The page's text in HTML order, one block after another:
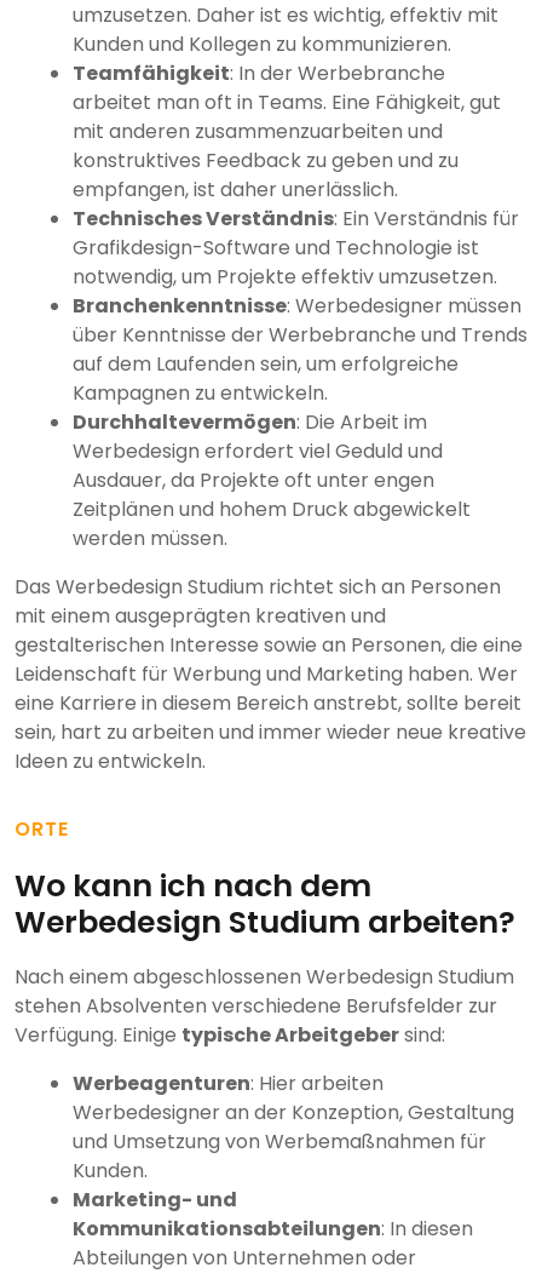
umzusetzen. Daher ist es wichtig, effektiv mit
Kunden und Kollegen zu kommunizieren.
Teamfähigkeit: In der Werbebranche
arbeitet man oft in Teams. Eine Fähigkeit, gut
mit anderen zusammenzuarbeiten und
konstruktives Feedback zu geben und zu
empfangen, ist daher unerlässlich.
Technisches Verständnis: Ein Verständnis für
Grafikdesign-Software und Technologie ist
notwendig, um Projekte effektiv umzusetzen.
Branchenkenntnisse: Werbedesigner müssen
über Kenntnisse der Werbebranche und Trends
auf dem Laufenden sein, um erfolgreiche
Kampagnen zu entwickeln.
Durchhaltevermögen: Die Arbeit im
Werbedesign erfordert viel Geduld und
Ausdauer, da Projekte oft unter engen
Zeitplänen und hohem Druck abgewickelt
werden müssen.
Das Werbedesign Studium richtet sich an Personen
mit einem ausgeprägten kreativen und
gestalterischen Interesse sowie an Personen, die eine
Leidenschaft für Werbung und Marketing haben. Wer
eine Karriere in diesem Bereich anstrebt, sollte bereit
sein, hart zu arbeiten und immer wieder neue kreative
Ideen zu entwickeln.
ORTE
Wo kann ich nach dem
Werbedesign Studium arbeiten?
Nach einem abgeschlossenen Werbedesign Studium
stehen Absolventen verschiedene Berufsfelder zur
Verfügung. Einige typische Arbeitgebersind:
Werbeagenturen: Hier arbeiten
Werbedesigner an der Konzeption, Gestaltung
und Umsetzung von Werbemaßnahmen für
Kunden.
Marketing- und
Kommunikationsabteilungen: In diesen
Abteilungen von Unternehmen oder